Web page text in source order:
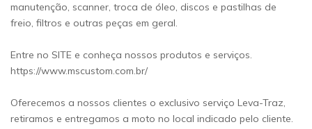
manutenção, scanner, troca de óleo, discos e pastilhas de
freio, filtros e outras peças em geral.
Entre no SITE e conheça nossos produtos e serviços.
https://www.mscustom.com.br/
Oferecemos a nossos clientes o exclusivo serviço Leva-Traz,
retiramos e entregamos a moto no local indicado pelo cliente.